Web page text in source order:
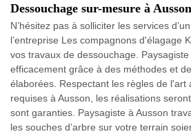
Dessouchage sur-mesure à Ausson
N’hésitez pas à solliciter les services
l’entreprise Les compagnons d'élagage
vos travaux de dessouchage.
efficacement grâce à des méthodes et
élaborées. Respectant les règles de l'art
requises à Ausson, les réalisations
sont garanties. Paysagiste à Ausson
les souches d’arbre sur votre terrain